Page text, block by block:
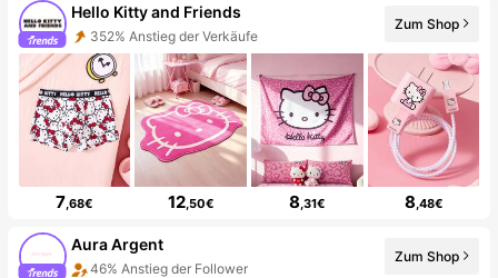
Hello Kitty and Friends
352% Anstieg der Verkäufe
Zum Shop
7,68€ 12,50€ 8 ,31€ 8 ,48€
Aura Argent
46% Anstieg der Follower
Zum Shop